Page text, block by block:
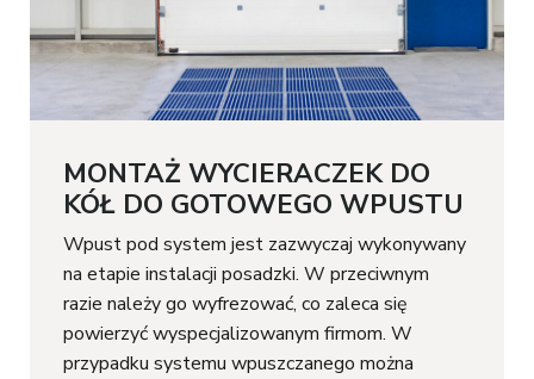
MONTAŻ WYCIERACZEK DO
KÓŁ DO GOTOWEGO WPUSTU
Wpust pod system jest zazwyczaj wykonywany
na etapie instalacji posadzki. W przeciwnym
razie należy go wyfrezować, co zaleca się
powierzyć wyspecjalizowanym firmom. W
przypadku systemu wpuszczanego można